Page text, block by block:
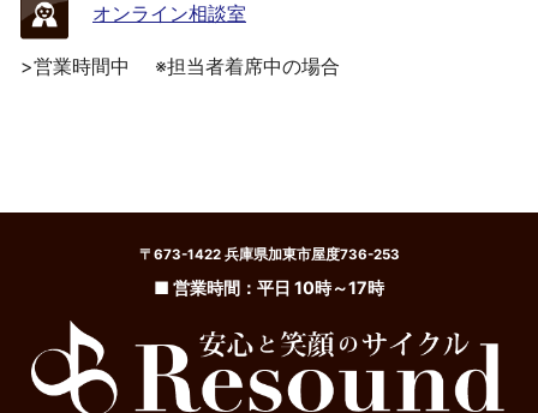
オンライン相談室
>営業時間中 ※担当者着席中の場合
〒673-1422 兵庫県加東市屋度736-253
■ 営業時間：平日 10時～17時